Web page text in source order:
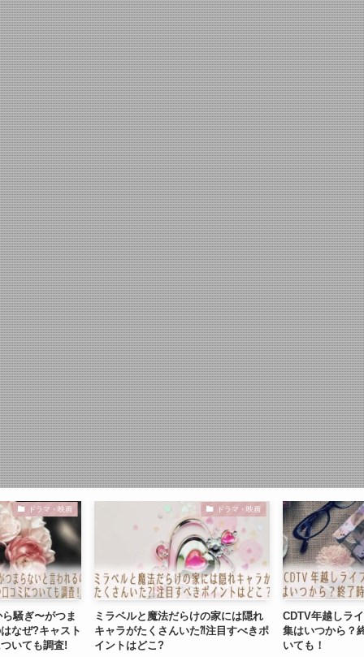
ドラマ・映画
騒ぎ〜がつま
なぜ?キャスト
いても調査!
ドラマ・映画
ミラベルと魔法だらけの家には隠れ
キャラがたくさんいた⁈注目すべきポ
イントはどこ?
CDTV年越しラ
集はいつから？
いても！